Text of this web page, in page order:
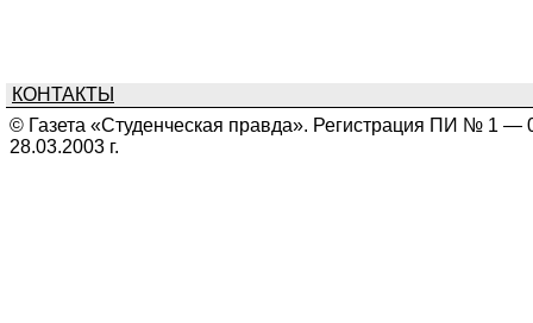
КОНТАКТЫ
© Газета «Студенческая правда». Регистрация ПИ № 1 —
28.03.2003 г.